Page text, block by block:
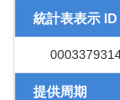
統計表表示 ID
提供周期